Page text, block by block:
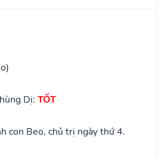
Dị: TỐT
con Beo, chủ trị ngày thứ 4.